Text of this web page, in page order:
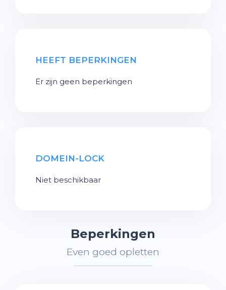
HEEFT BEPERKINGEN
Er zijn geen beperkingen
DOMEIN-LOCK
Niet beschikbaar
Beperkingen
Even goed opletten